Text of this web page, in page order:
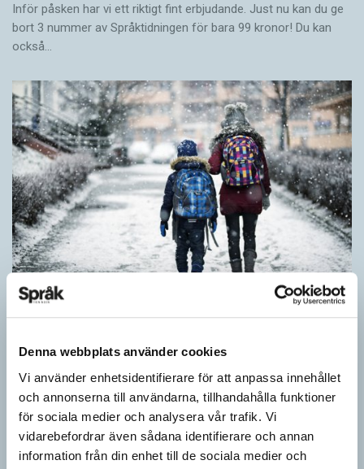
Denna webbplats använder cookies
Vi använder enhetsidentifierare för att anpassa innehållet
och annonserna till användarna, tillhandahålla funktioner
för sociala medier och analysera vår trafik. Vi
vidarebefordrar även sådana identifierare och annan
information från din enhet till de sociala medier och
Inför påsken har vi ett riktigt fint erbjudande. Just nu kan du ge
bort 3 nummer av Språktidningen för bara 99 kronor! Du kan
också…
SPRÅKBLOGGEN
Grundsärskola byter namn till anpassad grundskola och
gymnasiesärskolan till anpassad gymnasieskola. En som har
stor del i att detta namnbyte sker är artonåriga Leo Lust…